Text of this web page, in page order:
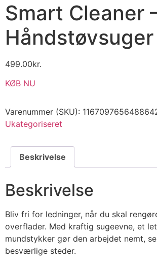
Smart Cleaner
Håndstøvsuger
499.00kr.
KØB NU
Varenummer (SKU):
Ukategoriseret
Beskrivelse
Beskrivelse
Bliv fri for ledninger, når du skal
overflader. Med kraftig sugeevne, et
mundstykker gør den arbejdet nemt,
besværlige steder.